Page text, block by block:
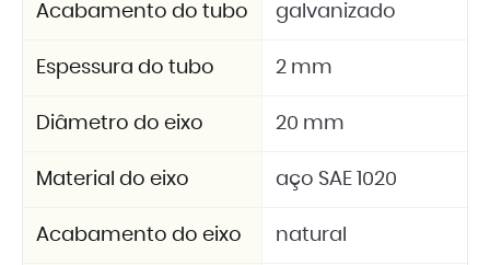
Acabamento do tubo galvanizado
Espessura do tubo 2 mm
Diâmetro do eixo 20 mm
Material do eixo aço SAE 1020
Acabamento do eixo natural